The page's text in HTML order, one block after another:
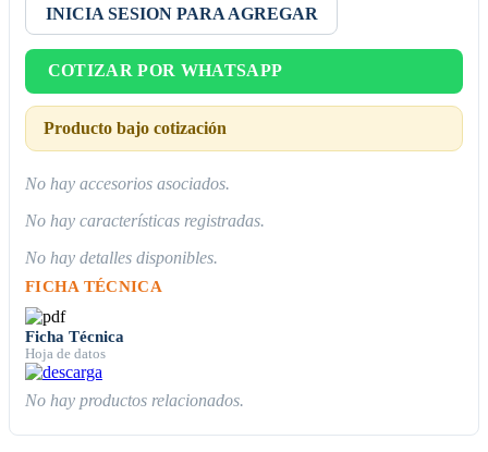
INICIA SESION PARA AGREGAR
COTIZAR POR WHATSAPP
Producto bajo cotización
No hay accesorios asociados.
No hay características registradas.
No hay detalles disponibles.
FICHA TÉCNICA
Ficha Técnica
Hoja de datos
No hay productos relacionados.